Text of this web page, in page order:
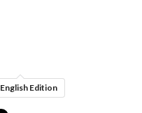
English Edition